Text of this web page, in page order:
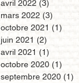
avril 2022 (3)
mars 2022 (3)
octobre 2021 (1)
juin 2021 (2)
avril 2021 (1)
octobre 2020 (1)
septembre 2020 (1)